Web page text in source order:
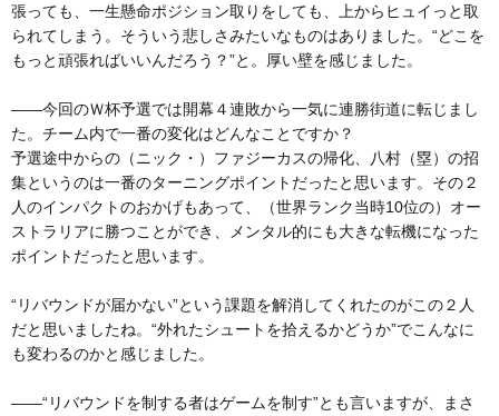
張っても、一生懸命ポジション取りをしても、上からヒュイっと取
られてしまう。そういう悲しさみたいなものはありました。“どこを
もっと頑張ればいいんだろう？”と。厚い壁を感じました。
――今回のＷ杯予選では開幕４連敗から一気に連勝街道に転じまし
た。チーム内で一番の変化はどんなことですか？
予選途中からの（ニック・）ファジーカスの帰化、八村（塁）の招
集というのは一番のターニングポイントだったと思います。その２
人のインパクトのおかげもあって、（世界ランク当時10位の）オー
ストラリアに勝つことができ、メンタル的にも大きな転機になった
ポイントだったと思います。
“リバウンドが届かない”という課題を解消してくれたのがこの２人
だと思いましたね。“外れたシュートを拾えるかどうか”でこんなに
も変わるのかと感じました。
――“リバウンドを制する者はゲームを制す”とも言いますが、まさ